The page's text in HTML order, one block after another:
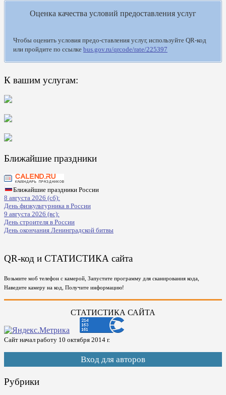
Оценка качества условий предоставления услуг
Чтобы оценить условия предо-ставления услуг, используйте QR-код
или пройдите по ссылке bus.gov.ru/qrcode/rate/225397
К вашим услугам:
Ближайшие праздники
Ближайшие праздники России
8 августа 2026 (сб):
День физкультурника в России
9 августа 2026 (вс):
День строителя в России
День окончания Ленинградской битвы
QR-код и СТАТИСТИКА сайта
Возьмите моб телефон с камерой, Запустите программу для сканирования кода,
Наведите камеру на код, Получите информацию!
СТАТИСТИКА САЙТА
Сайт начал работу 10 октября 2014 г.
Вход для авторов
Рубрики